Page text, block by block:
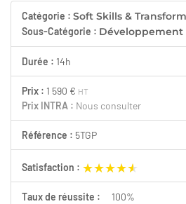
Catégorie : Soft Skills &
Sous-Catégorie : Développement
Durée : 14h
Prix : 1 590 € HT
Prix INTRA : Nous consulter
Référence : 5TGP
Satisfaction : ★★★★★
★★★★★
Taux de réussite : 100%